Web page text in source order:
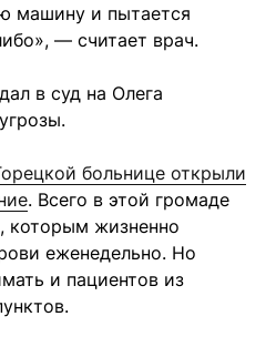
машину и пытается
— считает врач.
в суд на Олега
больнице открыли
. Всего в этой громаде
которым жизненно
еженедельно. Но
и пациентов из